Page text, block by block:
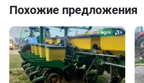
Похожие предложения